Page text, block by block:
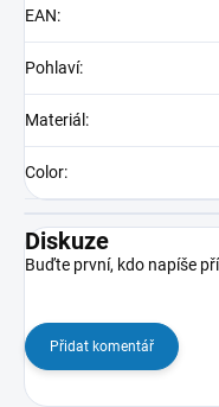
EAN:
Pohlaví:
Materiál :
Color:
Diskuze
Buďte první, kdo napíše
Přidat komentář